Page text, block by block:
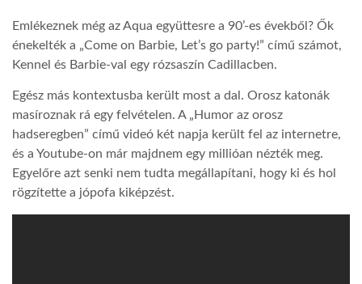
A NAP SZÉPE
LINKTR.EE
Emlékeznek még az Aqua együttesre a 90’-es évekből? Ők
énekelték a „Come on Barbie, Let’s go party!” című számot,
Kennel és Barbie-val egy rózsaszín Cadillacben.
Egész más kontextusba került most a dal. Orosz katonák
masíroznak rá egy felvételen. A „Humor az orosz
hadseregben” című videó két napja került fel az internetre,
és a Youtube-on már majdnem egy millióan nézték meg.
Egyelőre azt senki nem tudta megállapítani, hogy ki és hol
rögzítette a jópofa kiképzést.